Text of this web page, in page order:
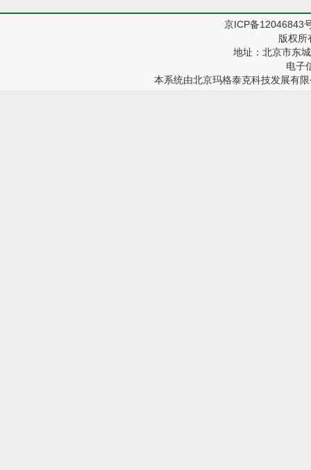
京ICP备12046843
版权所
地址：北京市东
电子
本系统由北京玛格泰克科技发展有